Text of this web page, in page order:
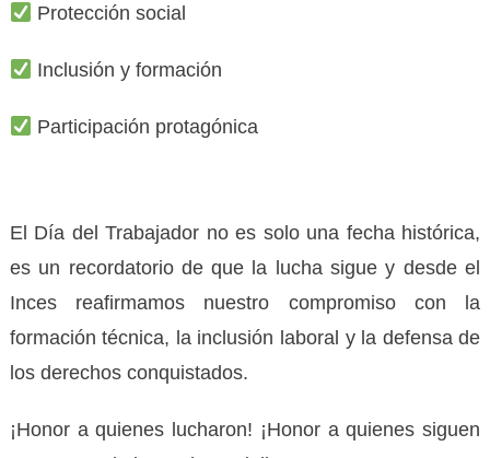
Protección social
Inclusión y formación
Participación protagónica
El Día del Trabajador no es solo una fecha histórica,
es un recordatorio de que la lucha sigue y desde el
Inces reafirmamos nuestro compromiso con la
formación técnica, la inclusión laboral y la defensa de
los derechos conquistados.
¡Honor a quienes lucharon! ¡Honor a quienes siguen